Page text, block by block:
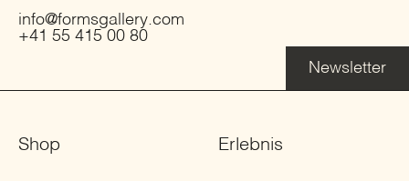
info@formsgallery.com
+41 55 415 00 80
Newsletter
Shop Erlebnis